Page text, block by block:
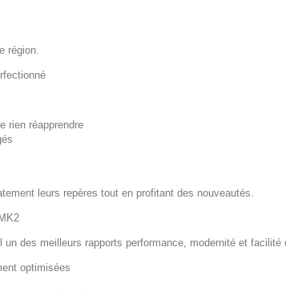
région.
rien réapprendre
leurs repères tout en profitant des nouveautés.
un des meilleurs rapports performance, modernité et facilité
optimisées